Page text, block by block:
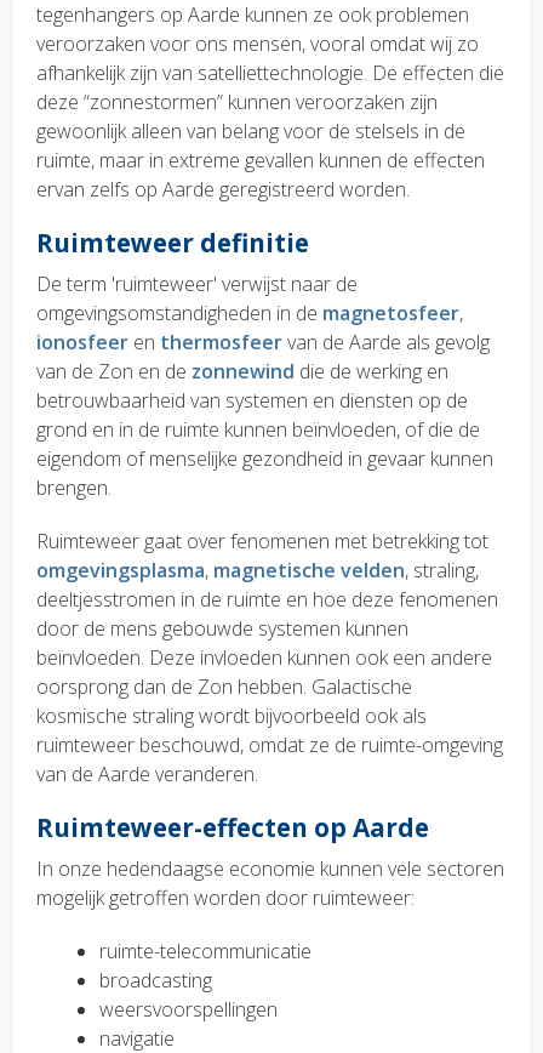
tegenhangers op Aarde kunnen ze ook problemen
veroorzaken voor ons mensen, vooral omdat wij zo
afhankelijk zijn van satelliettechnologie. De effecten die
deze “zonnestormen” kunnen veroorzaken zijn
gewoonlijk alleen van belang voor de stelsels in de
ruimte, maar in extreme gevallen kunnen de effecten
ervan zelfs op Aarde geregistreerd worden.
Ruimteweer definitie
De term 'ruimteweer' verwijst naar de
omgevingsomstandigheden in de magnetosfeer,
ionosfeer en thermosfeervan de Aarde als gevolg
van de Zon en de zonnewind die de werking en
betrouwbaarheid van systemen en diensten op de
grond en in de ruimte kunnen beïnvloeden, of die de
eigendom of menselijke gezondheid in gevaar kunnen
brengen.
Ruimteweer gaat over fenomenen met betrekking tot
omgevingsplasma, magnetische velden, straling,
deeltjesstromen in de ruimte en hoe deze fenomenen
door de mens gebouwde systemen kunnen
beïnvloeden. Deze invloeden kunnen ook een andere
oorsprong dan de Zon hebben. Galactische
kosmische straling wordt bijvoorbeeld ook als
ruimteweer beschouwd, omdat ze de ruimte-omgeving
van de Aarde veranderen.
Ruimteweer-effecten op Aarde
In onze hedendaagse economie kunnen vele sectoren
mogelijk getroffen worden door ruimteweer:
ruimte-telecommunicatie
broadcasting
weersvoorspellingen
navigatie